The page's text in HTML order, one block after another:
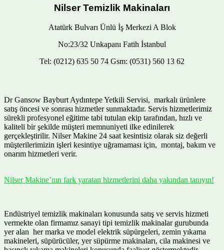
Nilser Temizlik Makinaları
Atatürk Bulvarı Ünlü İş Merkezi A Blok
No:23/32 Unkapanı Fatih İstanbul
Tel: (0212) 635 50 74 Gsm: (0531) 560 13 62
Dr Gansow Bayburt Aydıntepe Yetkili Servisi, markalı ürünlere
satış öncesi ve sonrası hizmetler sunmaktadır. Servis hizmetlerimiz
sürekli profesyonel eğitime tabi tutulan ekip tarafından, hızlı ve
kaliteli bir şekilde müşteri memnuniyeti ilke edinilerek
gerçekleştirilir. Nilser Makine 24 saat kesintisiz olarak siz değerli
müşterilerimizin işleri kesintiye uğramaması için, montaj, bakım ve
onarım hizmetleri verir.
Nilser Makine’nın fark yaratan hizmetlerini daha yakından tanıyın!
Endüstriyel temizlik makinaları konusunda satış ve servis hizmeti
vermekte olan firmamız sanayi tipi temizlik makinalar gurubunda
yer alan her marka ve model elektrik süpürgeleri, zemin yıkama
makineleri, süpürücüler, yer süpürme makinaları, cila makinesi ve